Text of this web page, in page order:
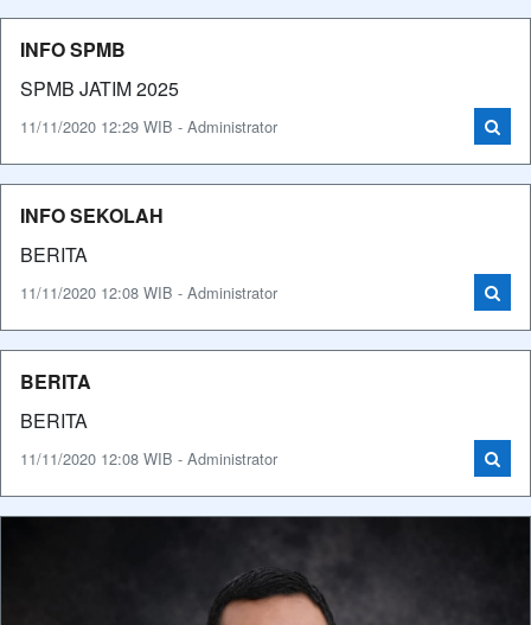
INFO SPMB
SPMB JATIM 2025
11/11/2020 12:29 WIB - Administrator
INFO SEKOLAH
BERITA
11/11/2020 12:08 WIB - Administrator
BERITA
BERITA
11/11/2020 12:08 WIB - Administrator